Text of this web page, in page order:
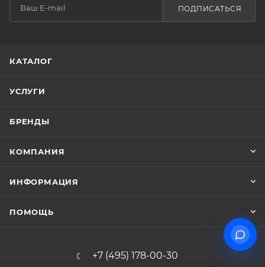
ПОДПИСАТЬСЯ
КАТАЛОГ
УСЛУГИ
БРЕНДЫ
КОМПАНИЯ
ИНФОРМАЦИЯ
ПОМОЩЬ
+7 (495) 178-00-30